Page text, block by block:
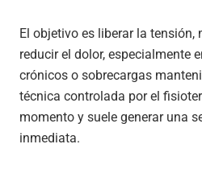
El objetivo es liberar la
reducir el dolor, especialmente
crónicos o sobrecargas
técnica controlada por el
momento y suele generar una
inmediata.